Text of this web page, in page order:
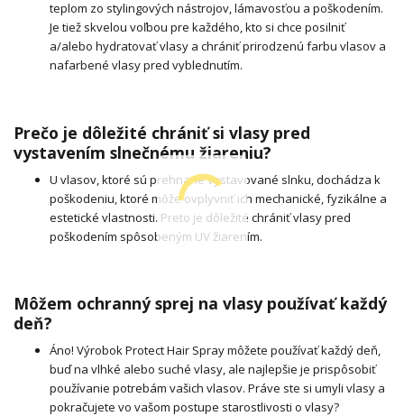
teplom zo stylingových nástrojov, lámavosťou a poškodením.
Je tiež skvelou voľbou pre každého, kto si chce posilniť
a/alebo hydratovať vlasy a chrániť prirodzenú farbu vlasov a
nafarbené vlasy pred vyblednutím.
Prečo je dôležité chrániť si vlasy pred
vystavením slnečnému žiareniu?
U vlasov, ktoré sú prehnane vystavované slnku, dochádza k
poškodeniu, ktoré môže ovplyvniť ich mechanické, fyzikálne a
estetické vlastnosti. Preto je dôležité chrániť vlasy pred
poškodením spôsobeným UV žiarením.
Môžem ochranný sprej na vlasy používať každý
deň?
Áno! Výrobok Protect Hair Spray môžete používať každý deň,
buď na vlhké alebo suché vlasy, ale najlepšie je prispôsobiť
používanie potrebám vašich vlasov. Práve ste si umyli vlasy a
pokračujete vo vašom postupe starostlivosti o vlasy?